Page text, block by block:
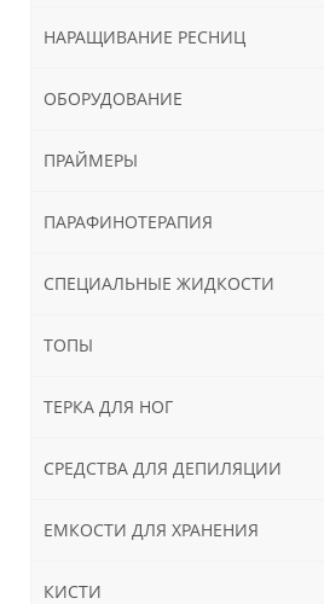
НАРАЩИВАНИЕ РЕСНИЦ
ОБОРУДОВАНИЕ
ПРАЙМЕРЫ
ПАРАФИНОТЕРАПИЯ
СПЕЦИАЛЬНЫЕ ЖИДКОСТИ
ТОПЫ
ТЕРКА ДЛЯ НОГ
СРЕДСТВА ДЛЯ ДЕПИЛЯЦИИ
ЕМКОСТИ ДЛЯ ХРАНЕНИЯ
КИСТИ